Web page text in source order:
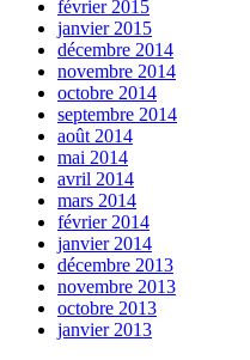
février 2015
janvier 2015
décembre 2014
novembre 2014
octobre 2014
septembre 2014
août 2014
mai 2014
avril 2014
mars 2014
février 2014
janvier 2014
décembre 2013
novembre 2013
octobre 2013
janvier 2013